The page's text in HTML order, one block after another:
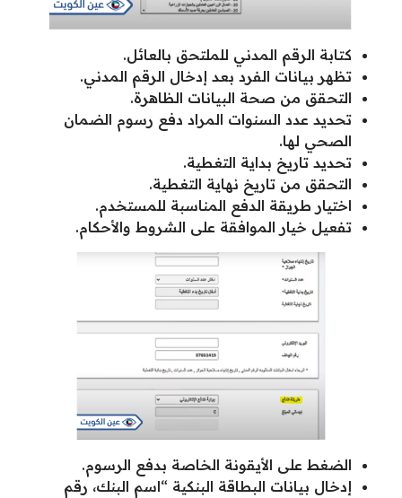
كتابة الرقم المدني للملتحق بالعائل.
تظهر بيانات الفرد بعد إدخال الرقم المدني.
التحقق من صحة البيانات الظاهرة.
تحديد عدد السنوات المراد دفع رسوم الضمان
الصحي لها.
تحديد تاريخ بداية التغطية.
التحقق من تاريخ نهاية التغطية.
اختيار طريقة الدفع المناسبة للمستخدم.
تفعيل خيار الموافقة على الشروط والأحكام.
الضغط على الأيقونة الخاصة بدفع الرسوم.
إدخال بيانات البطاقة البنكية “اسم البنك، رقم